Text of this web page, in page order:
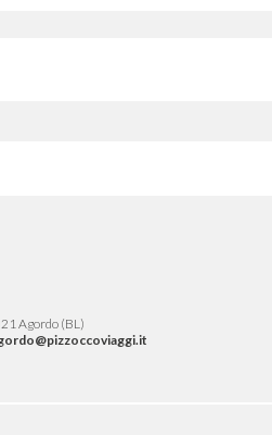
Agordo (BL)